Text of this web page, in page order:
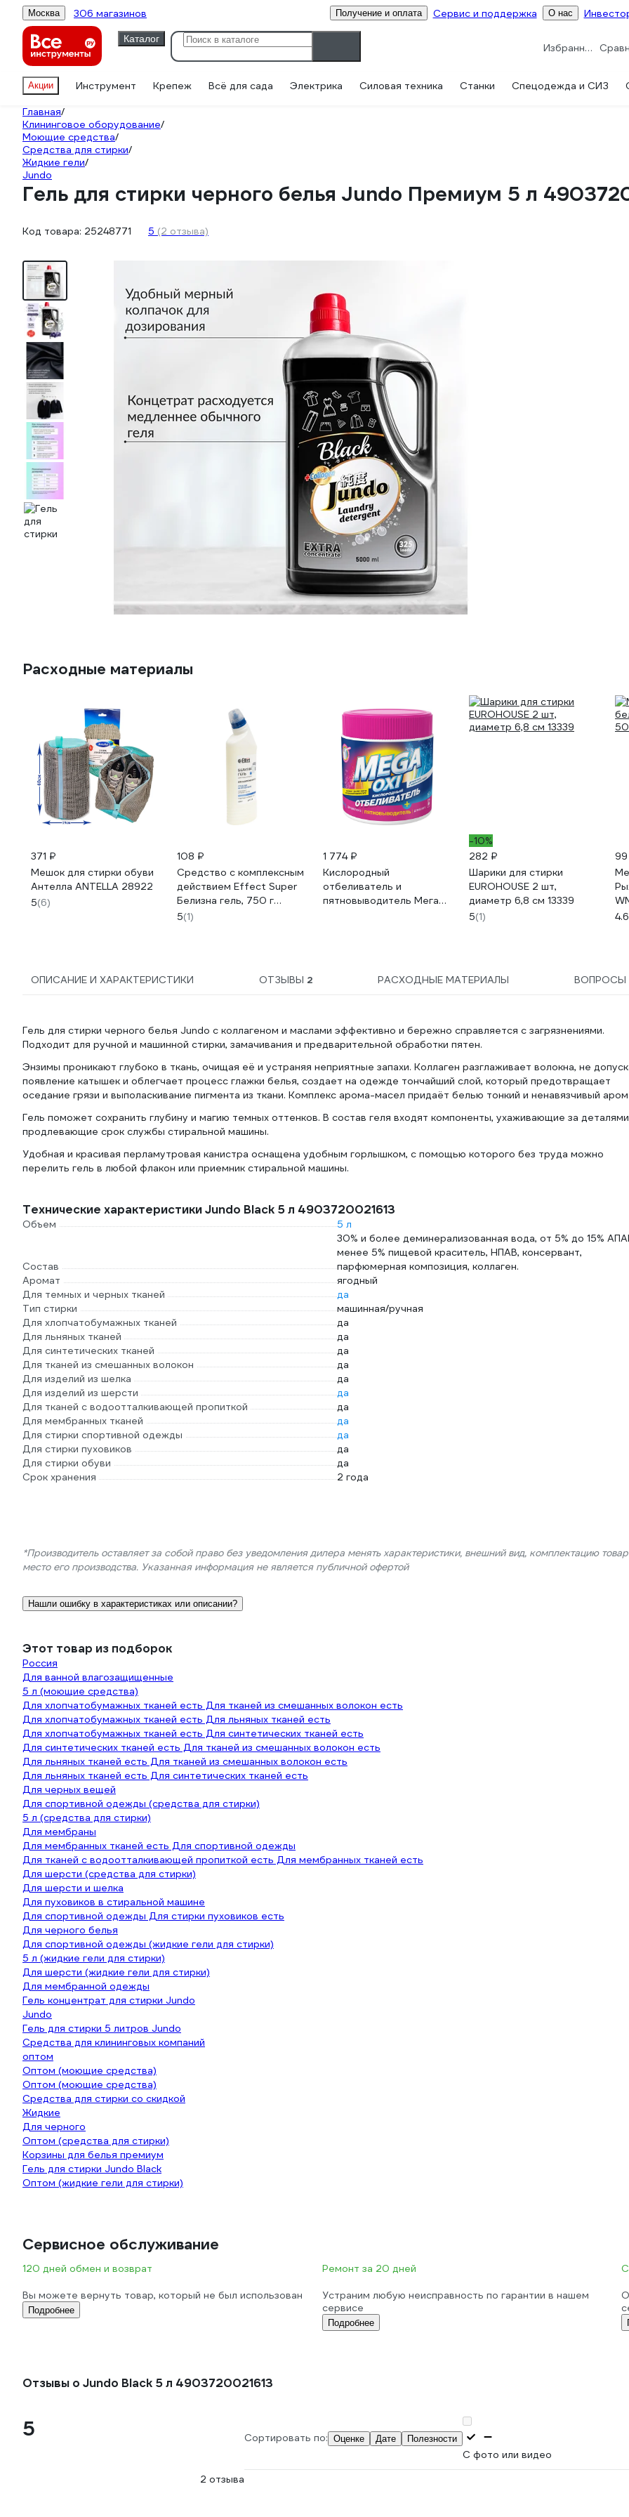
Москва 306 магазинов Получение и оплата Сервис и поддержка О нас
Каталог
Избранное
Акции Инструмент Крепеж Всё для сада Электрика Силовая техника Станки Спецодежда и СИЗ
Главная/
Клининговое оборудование/
Моющие средства/
Средства для стирки/
Жидкие гели/
Jundo
Гель для стирки черного белья Jundo Премиум 5 л
Код товара: 25248771 5 (2 отзыва)
Расходные материалы
371 ₽
Мешок для стирки обуви
Антелла ANTELLA 28922
5(6)
108 ₽
Средство с комплексным
действием Effect Super
Белизна гель, 750 г
25710
5(1)
1 774 ₽
Кислородный
отбеливатель и
пятновыводитель Мега
-10%
282 ₽
Шарики для стирки
EUROHOUSE 2 шт,
диаметр 6,8 см 13339
5(1)
4.6
ОПИСАНИЕ И ХАРАКТЕРИСТИКИ ОТЗЫВЫ 2 РАСХОДНЫЕ МАТЕРИАЛЫ ВОПРОСЫ
Гель для стирки черного белья Jundo с коллагеном и маслами эффективно и бережно справляется с загрязнениями.
Подходит для ручной и машинной стирки, замачивания и предварительной обработки пятен.
Энзимы проникают глубоко в ткань, очищая её и устраняя неприятные запахи. Коллаген разглаживает волокна, не
появление катышек и облегчает процесс глажки белья, создает на одежде тончайший слой, который предотвращает
оседание грязи и выполаскивание пигмента из ткани. Комплекс арома-масел придаёт белью тонкий и ненавязчивый
Гель поможет сохранить глубину и магию темных оттенков. В состав геля входят компоненты, ухаживающие за
продлевающие срок службы стиральной машины.
Удобная и красивая перламутровая канистра оснащена удобным горлышком, с помощью которого без труда можно
перелить гель в любой флакон или приемник стиральной машины.
Технические характеристики Jundo Black 5 л 4903720021613
Объем 5 л
Состав
30% и более деминерализованная вода, от 5% до 15%
менее 5% пищевой краситель, НПАВ, консервант,
парфюмерная композиция, коллаген.
Аромат
ягодный
Для темных и черных тканей
да
Тип стирки
машинная/ручная
Для хлопчатобумажных тканей
да
Для льняных тканей
да
Для синтетических тканей
да
Для тканей из смешанных волокон
да
Для изделий из шелка
да
Для изделий из шерсти
да
Для тканей с водоотталкивающей пропиткой
да
Для мембранных тканей
да
Для стирки спортивной одежды
да
Для стирки пуховиков
да
Для стирки обуви
да
Срок хранения
2 года
*Производитель оставляет за собой право без уведомления дилера менять характеристики, внешний вид, комплектацию
место его производства. Указанная информация не является публичной офертой
Нашли ошибку в характеристиках или описании?
Этот товар из подборок
Россия
Для ванной влагозащищенные
5 л (моющие средства)
Для хлопчатобумажных тканей есть Для тканей из смешанных волокон есть
Для хлопчатобумажных тканей есть Для льняных тканей есть
Для хлопчатобумажных тканей есть Для синтетических тканей есть
Для синтетических тканей есть Для тканей из смешанных волокон есть
Для льняных тканей есть Для тканей из смешанных волокон есть
Для льняных тканей есть Для синтетических тканей есть
Для черных вещей
Для спортивной одежды (средства для стирки)
5 л (средства для стирки)
Для мембраны
Для мембранных тканей есть Для спортивной одежды
Для тканей с водоотталкивающей пропиткой есть Для мембранных тканей есть
Для шерсти (средства для стирки)
Для шерсти и шелка
Для пуховиков в стиральной машине
Для спортивной одежды Для стирки пуховиков есть
Для черного белья
Для спортивной одежды (жидкие гели для стирки)
5 л (жидкие гели для стирки)
Для шерсти (жидкие гели для стирки)
Для мембранной одежды
Гель концентрат для стирки Jundo
Jundo
Гель для стирки 5 литров Jundo
Средства для клининговых компаний
оптом
Оптом (моющие средства)
Оптом (моющие средства)
Средства для стирки со скидкой
Жидкие
Для черного
Оптом (средства для стирки)
Корзины для белья премиум
Гель для стирки Jundo Black
Оптом (жидкие гели для стирки)
Сервисное обслуживание
120 дней обмен и возврат
Вы можете вернуть товар, который не был использован
Подробнее
Ремонт за 20 дней
Устраним любую неисправность по гарантии в нашем
сервисе
Подробнее
Отзывы о Jundo Black 5 л 4903720021613
5
2 отзыва
Сортировать по: Оценке Дате Полезности
С фото или видео